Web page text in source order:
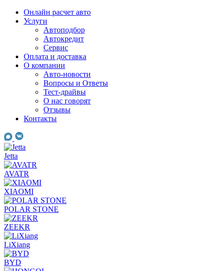
Skip
Онлайн расчет авто
Услуги
Автоподбор
Автокредит
Сервис
Оплата и доставка
О компании
Авто-новости
Вопросы и Ответы
Тест-драйвы
О нас говорят
Отзывы
Контакты
Jetta
AVATR
XIAOMI
POLAR STONE
ZEEKR
LiXiang
BYD